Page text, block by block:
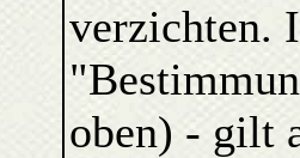
verzichten.
oben) - gilt